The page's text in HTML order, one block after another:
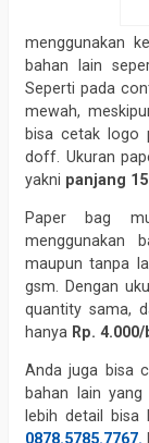
menggunakan
bahan lain
Seperti pada
mewah,
bisa cetak logo
doff. Ukuran
yakni panjang
Paper bag
menggunakan
maupun tanpa
gsm. Dengan
quantity sama,
hanya Rp.
Anda juga bisa
bahan lain
lebih detail bisa
0878.5785.7767.